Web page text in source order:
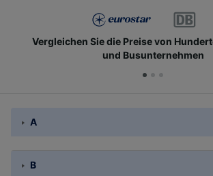
Vergleichen Sie die Preise von
und Busunternehmen
A
B